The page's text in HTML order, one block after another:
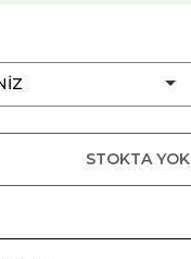
STOKTA YOK